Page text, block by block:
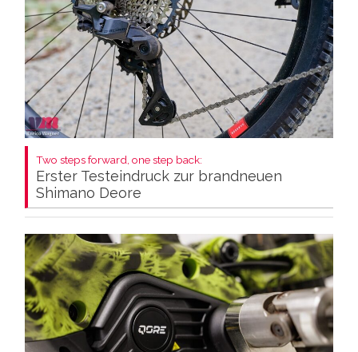
Two steps forward, one step back:
Erster Testeindruck zur brandneuen
Shimano Deore